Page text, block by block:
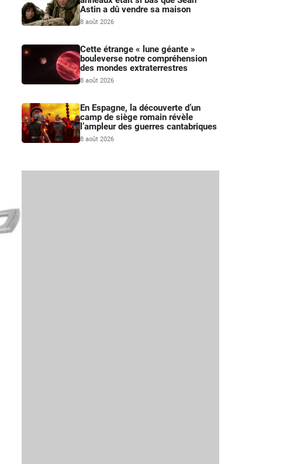
Astin a dû vendre sa maison
8 août 2026
Cette étrange « lune géante »
bouleverse notre compréhension
des mondes extraterrestres
8 août 2026
En Espagne, la découverte d’un
camp de siège romain révèle
l’ampleur des guerres cantabriques
8 août 2026